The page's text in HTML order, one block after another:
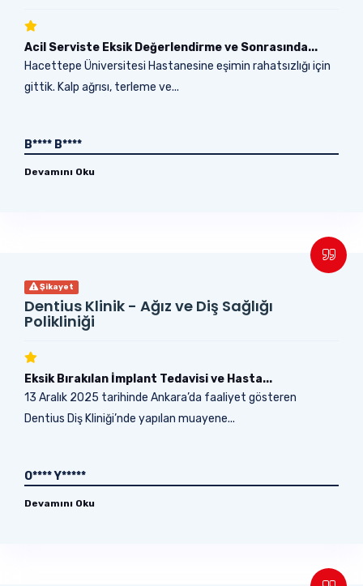
Acil Serviste Eksik Değerlendirme ve Sonrasında...
Hacettepe Üniversitesi Hastanesine eşimin rahatsızlığı için
gittik. Kalp ağrısı, terleme ve...
B**** B****
Devamını Oku
Şikayet
Dentius Klinik - Ağız ve Diş Sağlığı
Polikliniği
Eksik Bırakılan İmplant Tedavisi ve Hasta...
13 Aralık 2025 tarihinde Ankara’da faaliyet gösteren
Dentius Diş Kliniği’nde yapılan muayene...
O**** Y*****
Devamını Oku